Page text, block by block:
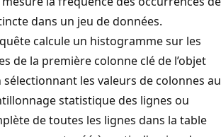
dans un jeu de données.
calcule un histogramme sur les
de la première colonne clé de l’objet
les valeurs de colonnes au
statistique des lignes ou
de toutes les lignes dans la table